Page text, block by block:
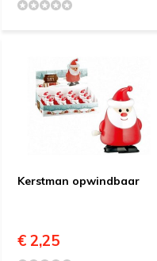
Kerstman opwindbaar
€ 2,25